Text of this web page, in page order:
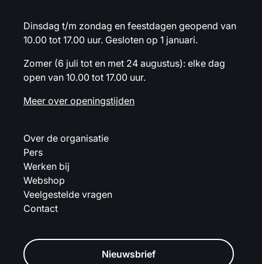
Dinsdag t/m zondag en feestdagen geopend van
10.00 tot 17.00 uur. Gesloten op 1 januari.
Zomer (6 juli tot en met 24 augustus): elke dag
open van 10.00 tot 17.00 uur.
Meer over openingstijden
Over de organisatie
Pers
Werken bij
Webshop
Veelgestelde vragen
Contact
Nieuwsbrief